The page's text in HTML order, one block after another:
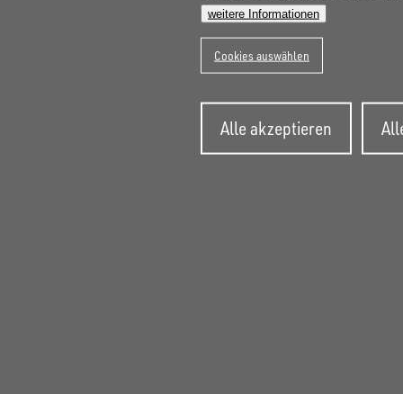
weitere Informationen
Cookies auswählen
Alle akzeptieren